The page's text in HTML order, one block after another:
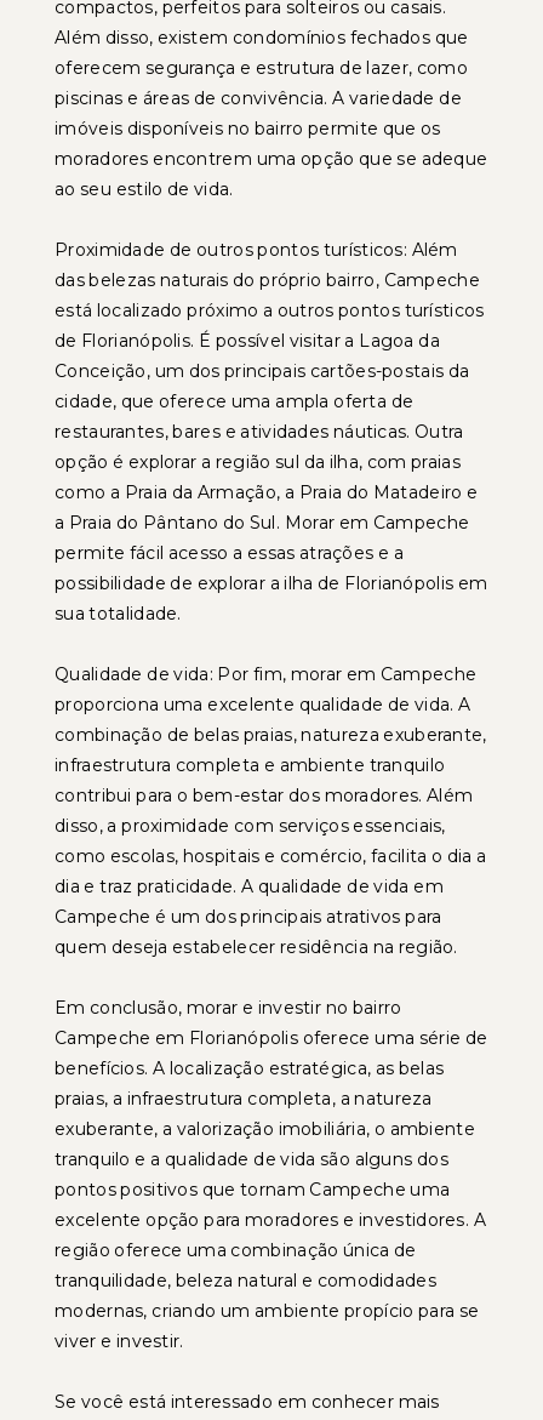
compactos, perfeitos para solteiros ou casais.
Além disso, existem condomínios fechados que
oferecem segurança e estrutura de lazer, como
piscinas e áreas de convivência. A variedade de
imóveis disponíveis no bairro permite que os
moradores encontrem uma opção que se adeque
ao seu estilo de vida.
Proximidade de outros pontos turísticos: Além
das belezas naturais do próprio bairro, Campeche
está localizado próximo a outros pontos turísticos
de Florianópolis. É possível visitar a Lagoa da
Conceição, um dos principais cartões-postais da
cidade, que oferece uma ampla oferta de
restaurantes, bares e atividades náuticas. Outra
opção é explorar a região sul da ilha, com praias
como a Praia da Armação, a Praia do Matadeiro e
a Praia do Pântano do Sul. Morar em Campeche
permite fácil acesso a essas atrações e a
possibilidade de explorar a ilha de Florianópolis em
sua totalidade.
Qualidade de vida: Por fim, morar em Campeche
proporciona uma excelente qualidade de vida. A
combinação de belas praias, natureza exuberante,
infraestrutura completa e ambiente tranquilo
contribui para o bem-estar dos moradores. Além
disso, a proximidade com serviços essenciais,
como escolas, hospitais e comércio, facilita o dia a
dia e traz praticidade. A qualidade de vida em
Campeche é um dos principais atrativos para
quem deseja estabelecer residência na região.
Em conclusão, morar e investir no bairro
Campeche em Florianópolis oferece uma série de
benefícios. A localização estratégica, as belas
praias, a infraestrutura completa, a natureza
exuberante, a valorização imobiliária, o ambiente
tranquilo e a qualidade de vida são alguns dos
pontos positivos que tornam Campeche uma
excelente opção para moradores e investidores. A
região oferece uma combinação única de
tranquilidade, beleza natural e comodidades
modernas, criando um ambiente propício para se
viver e investir.
Se você está interessado em conhecer mais